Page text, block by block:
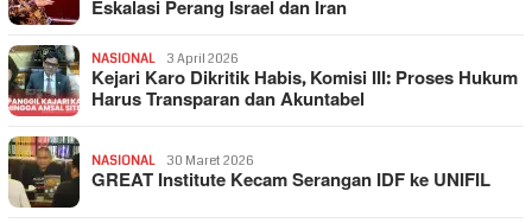
Eskalasi Perang Israel dan Iran
NASIONAL 3 April 2026
Kejari Karo Dikritik Habis, Komisi III: Proses Hukum
Harus Transparan dan Akuntabel
NASIONAL 30 Maret 2026
GREAT Institute Kecam Serangan IDF ke UNIFIL